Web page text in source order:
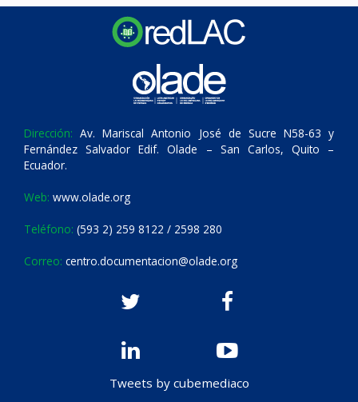
Dirección: Av. Mariscal Antonio José de Sucre N58-63 y
Fernández Salvador Edif. Olade – San Carlos, Quito –
Ecuador.
Web: www.olade.org
Teléfono: (593 2) 259 8122 / 2598 280
Correo: centro.documentacion@olade.org
Tweets by cubemediaco